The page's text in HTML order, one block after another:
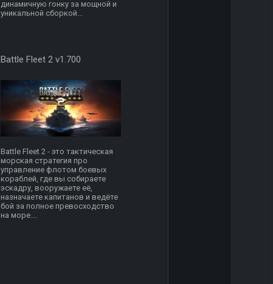
динамичную гонку за мощной и
уникальной сборкой...
Battle Fleet 2 v1.700
Battle Fleet 2 - это тактическая
морская стратегия про
управление флотом боевых
кораблей, где вы собираете
эскадру, вооружаете её,
назначаете капитанов и ведёте
бой за полное превосходство
на море....